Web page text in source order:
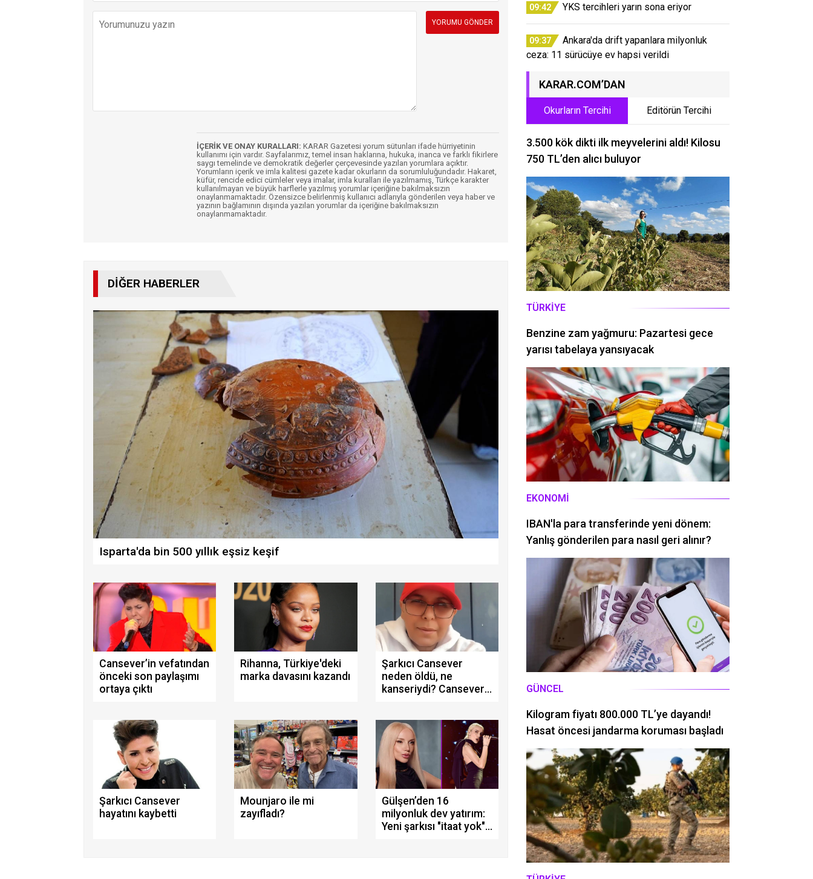
İÇERİK VE ONAY KURALLARI: KARAR Gazetesi yorum sütunları ifade hürriyetinin
kullanımı için vardır. Sayfalarımız, temel insan haklarına, hukuka, inanca ve farklı fikirlere
saygı temelinde ve demokratik değerler çerçevesinde yazılan yorumlara açıktır.
Yorumların içerik ve imla kalitesi gazete kadar okurların da sorumluluğundadır. Hakaret,
küfür, rencide edici cümleler veya imalar, imla kuralları ile yazılmamış, Türkçe karakter
kullanılmayan ve büyük harflerle yazılmış yorumlar içeriğine bakılmaksızın
onaylanmamaktadır. Özensizce belirlenmiş kullanıcı adlarıyla gönderilen veya haber ve
yazının bağlamının dışında yazılan yorumlar da içeriğine bakılmaksızın
onaylanmamaktadır.
DIĞER HABERLER
Isparta'da bin 500 yıllık eşsiz keşif
Cansever’in vefatından
önceki son paylaşımı
ortaya çıktı
Rihanna, Türkiye'deki
marka davasını kazandı
Şarkıcı Cansever
neden öldü, ne
kanseriydi? Cansever
Şarkıcı Cansever
hayatını kaybetti
Mounjaro ile mi
zayıfladı?
Gülşen’den 16
milyonluk dev yatırım:
Yeni şarkısı "itaat yok"
09:42 YKS tercihleri yarın sona eriyor
09:37
Ankara'da drift yapanlara milyonluk
ceza: 11 sürücüye ev hapsi verildi
KARAR.COM’DAN
Okurların Tercihi Editörün Tercihi
3.500 kök dikti ilk meyvelerini aldı! Kilosu
750 TL’den alıcı buluyor
TÜRKIYE
Benzine zam yağmuru: Pazartesi gece
yarısı tabelaya yansıyacak
EKONOMI
IBAN'la para transferinde yeni dönem:
Yanlış gönderilen para nasıl geri alınır?
GÜNCEL
Kilogram fiyatı 800.000 TL’ye dayandı!
Hasat öncesi jandarma koruması başladı